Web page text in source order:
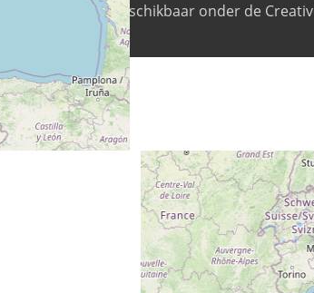
. Alle inhoud is beschikbaar onder de